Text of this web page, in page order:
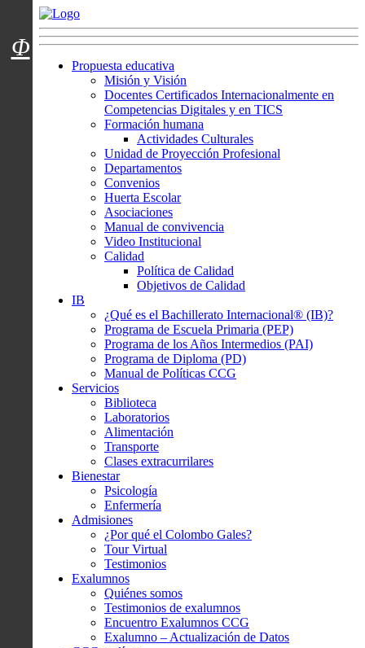
Menú usuarios
Propuesta educativa
Misión y Visión
Docentes Certificados Internacionalmente en
Competencias Digitales y en TICS
Formación humana
Actividades Culturales
Unidad de Proyección Profesional
Departamentos
Convenios
Huerta Escolar
Asociaciones
Manual de convivencia
Video Institucional
Calidad
Política de Calidad
Objetivos de Calidad
IB
¿Qué es el Bachillerato Internacional® (IB)?
Programa de Escuela Primaria (PEP)
Programa de los Años Intermedios (PAI)
Programa de Diploma (PD)
Manual de Políticas CCG
Servicios
Biblioteca
Laboratorios
Alimentación
Transporte
Clases extracurrilares
Bienestar
Psicología
Enfermería
Admisiones
¿Por qué el Colombo Gales?
Tour Virtual
Testimonios
Exalumnos
Quiénes somos
Testimonios de exalumnos
Encuentro Exalumnos CCG
Exalumno – Actualización de Datos
Φ